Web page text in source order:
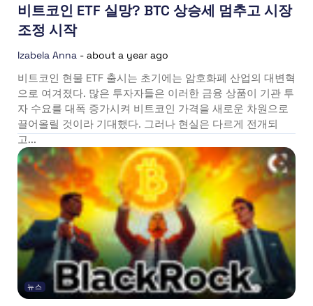
비트코인 ETF 실망? BTC 상승세 멈추고 시장
조정 시작
Izabela Anna - about a year ago
비트코인 현물 ETF 출시는 초기에는 암호화폐 산업의 대변혁
으로 여겨졌다. 많은 투자자들은 이러한 금융 상품이 기관 투
자 수요를 대폭 증가시켜 비트코인 가격을 새로운 차원으로
끌어올릴 것이라 기대했다. 그러나 현실은 다르게 전개되
고...
뉴스